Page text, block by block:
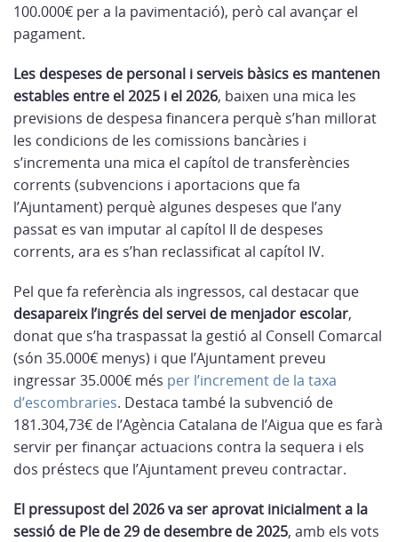
100.000€ per a la pavimentació), però cal avançar el
pagament.
Les despeses de personal i serveis bàsics es mantenen
estables entre el 2025 i el 2026, baixen una mica les
previsions de despesa financera perquè s’han millorat
les condicions de les comissions bancàries i
s’incrementa una mica el capítol de transferències
corrents (subvencions i aportacions que fa
l’Ajuntament) perquè algunes despeses que l’any
passat es van imputar al capítol II de despeses
corrents, ara es s’han reclassificat al capítol IV.
Pel que fa referència als ingressos, cal destacar que
desapareix l’ingrés del servei de menjador escolar,
donat que s’ha traspassat la gestió al Consell Comarcal
(són 35.000€ menys) i que l’Ajuntament preveu
ingressar 35.000€ més per l’increment de la taxa
d’escombraries. Destaca també la subvenció de
181.304,73€ de l’Agència Catalana de l’Aigua que es farà
servir per finançar actuacions contra la sequera i els
dos préstecs que l’Ajuntament preveu contractar.
El pressupost del 2026 va ser aprovat inicialment a la
sessió de Ple de 29 de desembre de 2025, amb els vots